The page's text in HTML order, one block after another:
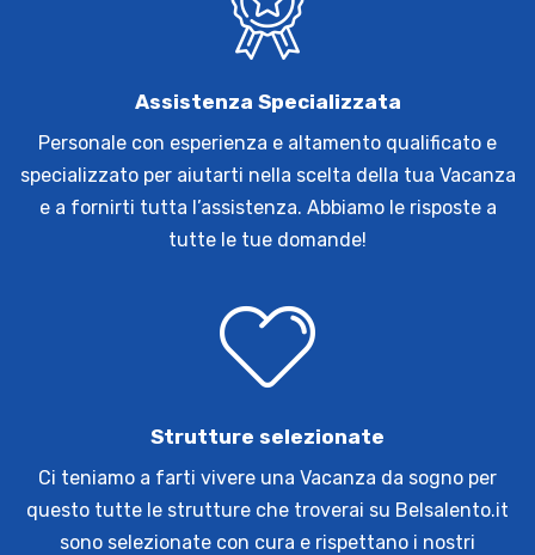
Assistenza Specializzata
Personale con esperienza e altamento qualificato e
specializzato per aiutarti nella scelta della tua Vacanza
e a fornirti tutta l’assistenza. Abbiamo le risposte a
tutte le tue domande!
Strutture selezionate
Ci teniamo a farti vivere una Vacanza da sogno per
questo tutte le strutture che troverai su Belsalento.it
sono selezionate con cura e rispettano i nostri